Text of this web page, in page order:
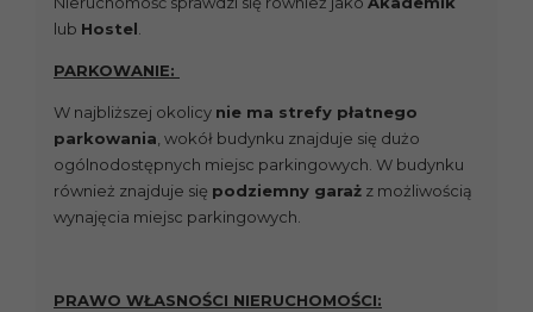
lub Hostel
PARKOWANIE:
W najbliższej okolicy nie ma strefy płatnego
parkowania , wokół budynku znajduje się dużo
ogólnodostępnych miejsc parkingowych. W budynku
również znajduje się podziemny garaż z możliwością
wynajęcia miejsc parkingowych.
PRAWO WŁASNOŚCI NIERUCHOMOŚCI: